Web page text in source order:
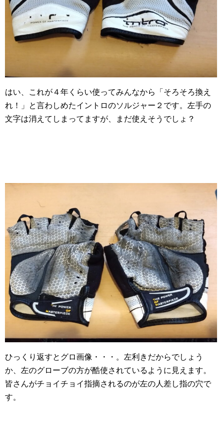
はい、これが４年くらい使ってみんなから「そろそろ換え
れ！」と言わしめたイントロのソルジャー２です。左手の
文字は消えてしまってますが、まだ使えそうでしょ？
ひっくり返すとグロ画像・・・。左利きだからでしょう
か、左のグローブの方が酷使されているように見えます。
皆さんがチョイチョイ指摘されるのが左の人差し指の穴で
す。